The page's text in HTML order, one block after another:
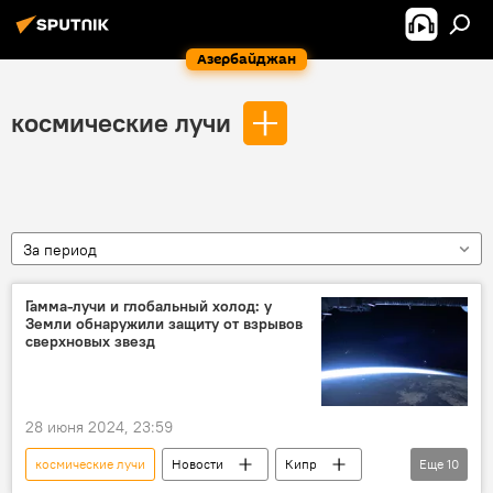
Азербайджан
космические лучи
За период
Гамма-лучи и глобальный холод: у
Земли обнаружили защиту от взрывов
сверхновых звезд
28 июня 2024, 23:59
космические лучи Новости
Кипр
Еще 10